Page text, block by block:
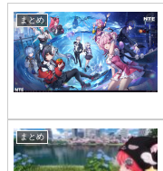
まとめ
まとめ